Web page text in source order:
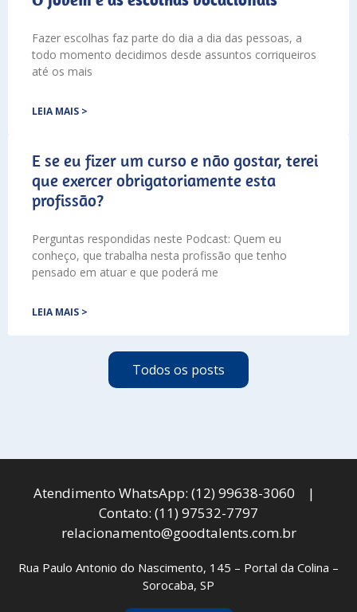
Fazer escolhas faz parte do dia a dia das pessoas, a
todo momento decidimos desde assuntos corriqueiros
até os mais
LEIA MAIS >
E se eu fizer um curso e não gostar, terei
que exercer obrigatoriamente esta
profissão?
Perguntas respondidas neste Podcast: Quem eu
conheço, que trabalha nesta profissão que tenho
pensado em atuar e que poderá me
LEIA MAIS >
Todos os posts
Atendimento WhatsApp: (12) 99638-3060 |
Contato: (11) 97532-7797
relacionamento@goodtalents.com.br
Rua Paulo Antonio do Nascimento, 145 – Portal da Colina –
Sorocaba, SP